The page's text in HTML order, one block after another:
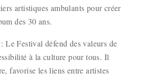
artistiques ambulants pour créer
des 30 ans.
: Le Festival défend des valeurs de
à la culture pour tous. Il
favorise les liens entre artistes